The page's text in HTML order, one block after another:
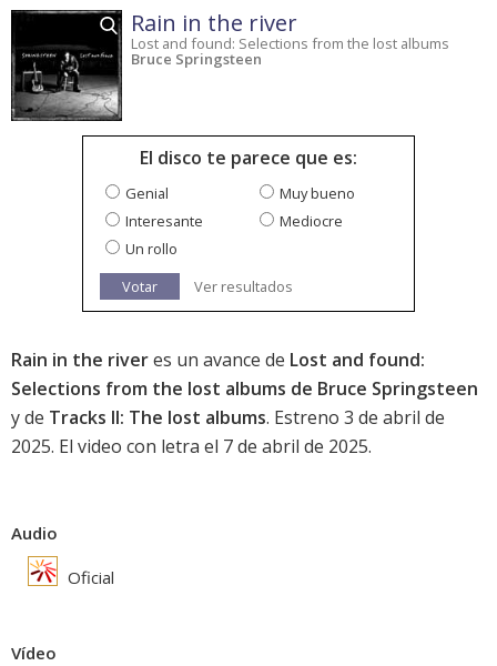
Rain in the river
Lost and found: Selections from the lost albums
Bruce Springsteen
El disco te parece que es:
Genial
Muy bueno
Interesante
Mediocre
Un rollo
Votar
Ver resultados
Rain in the riveres un avance de Lost and found:
Selections from the lost albums de Bruce Springsteen
y de Tracks II: The lost albums. Estreno 3 de abril de
2025. El video con letra el 7 de abril de 2025.
Audio
Oficial
Vídeo